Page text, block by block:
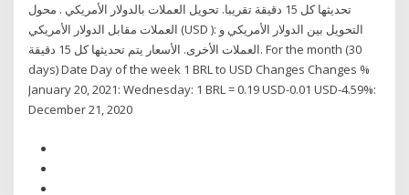
تحديثها كل 15 دقيقة تقريبا. تحويل العملات بالدولار الأمريكي . محول
العملات مقابل الدولار الأمريكي (USD ): التحويل بين الدولار الأمريكي و
العملات الأخرى. الأسعار يتم تحديثها كل 15 دقيقة. For the month (30
days) Date Day of the week 1 BRL to USD Changes Changes %
January 20, 2021: Wednesday: 1 BRL = 0.19 USD-0.01 USD-4.59%:
December 21, 2020